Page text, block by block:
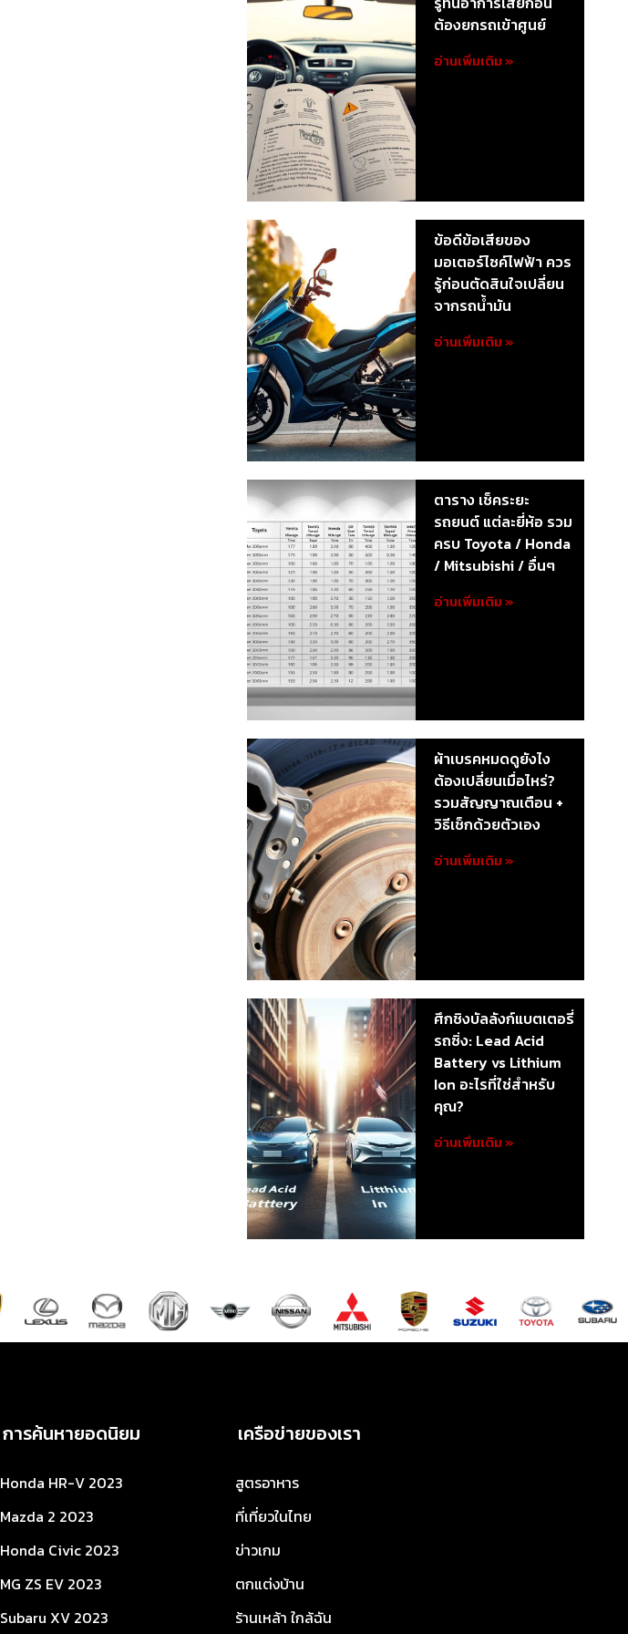
ต้องยกรถเข้าศูนย์
อ่านเพิ่มเติม »
ข้อดีข้อเสียของ
มอเตอร์ไซค์ไฟฟ้า ควร
รู้ก่อนตัดสินใจเปลี่ยน
จากรถน้ำมัน
อ่านเพิ่มเติม »
ตาราง เช็คระยะ
รถยนต์ แต่ละยี่ห้อ รวม
ครบ Toyota / Honda
/ Mitsubishi / อื่นๆ
อ่านเพิ่มเติม »
ผ้าเบรคหมดดูยังไง
ต้องเปลี่ยนเมื่อไหร่?
รวมสัญญาณเตือน +
วิธีเช็กด้วยตัวเอง
อ่านเพิ่มเติม »
ศึกชิงบัลลังก์แบตเตอรี่
รถซิ่ง: Lead Acid
Battery vs Lithium
Ion อะไรที่ใช่สำหรับ
คุณ?
อ่านเพิ่มเติม »
การค้นหายอดนิยม
Honda HR-V 2023
Mazda 2 2023
Honda Civic 2023
MG ZS EV 2023
Subaru XV 2023
เครือข่ายของเรา
สูตรอาหาร
ที่เที่ยวในไทย
ข่าวเกม
ตกแต่งบ้าน
ร้านเหล้า ใกล้ฉัน